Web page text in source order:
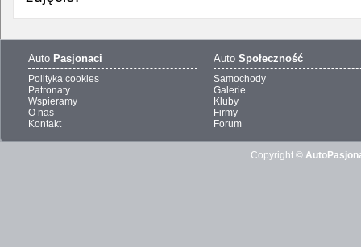
Auto Pasjonaci
Polityka cookies
Patronaty
Wspieramy
O nas
Kontakt
Auto Społeczność
Samochody
Galerie
Kluby
Firmy
Forum
Copyright ©